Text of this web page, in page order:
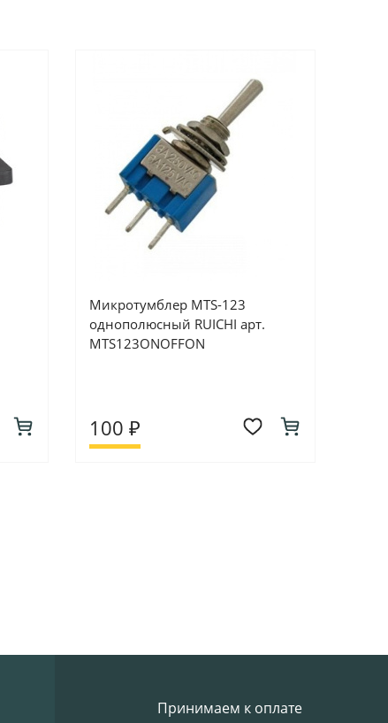
Микротумблер MTS-123
однополюсный RUICHI арт.
MTS123ONOFFON
100 ₽
Принимаем к оплате